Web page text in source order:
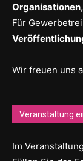
Für
Wir freuen uns
Veranstaltung
Im